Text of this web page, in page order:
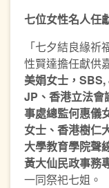
七位女性名人任
「七夕結良緣
性賢達擔任獻供
美娟女士， SBS,
JP 、 香港立法會
事處總監何惠儀
女士 、 香港樹仁
大學教育學院聲
黃大仙民政事務
一同祭祀七姐。